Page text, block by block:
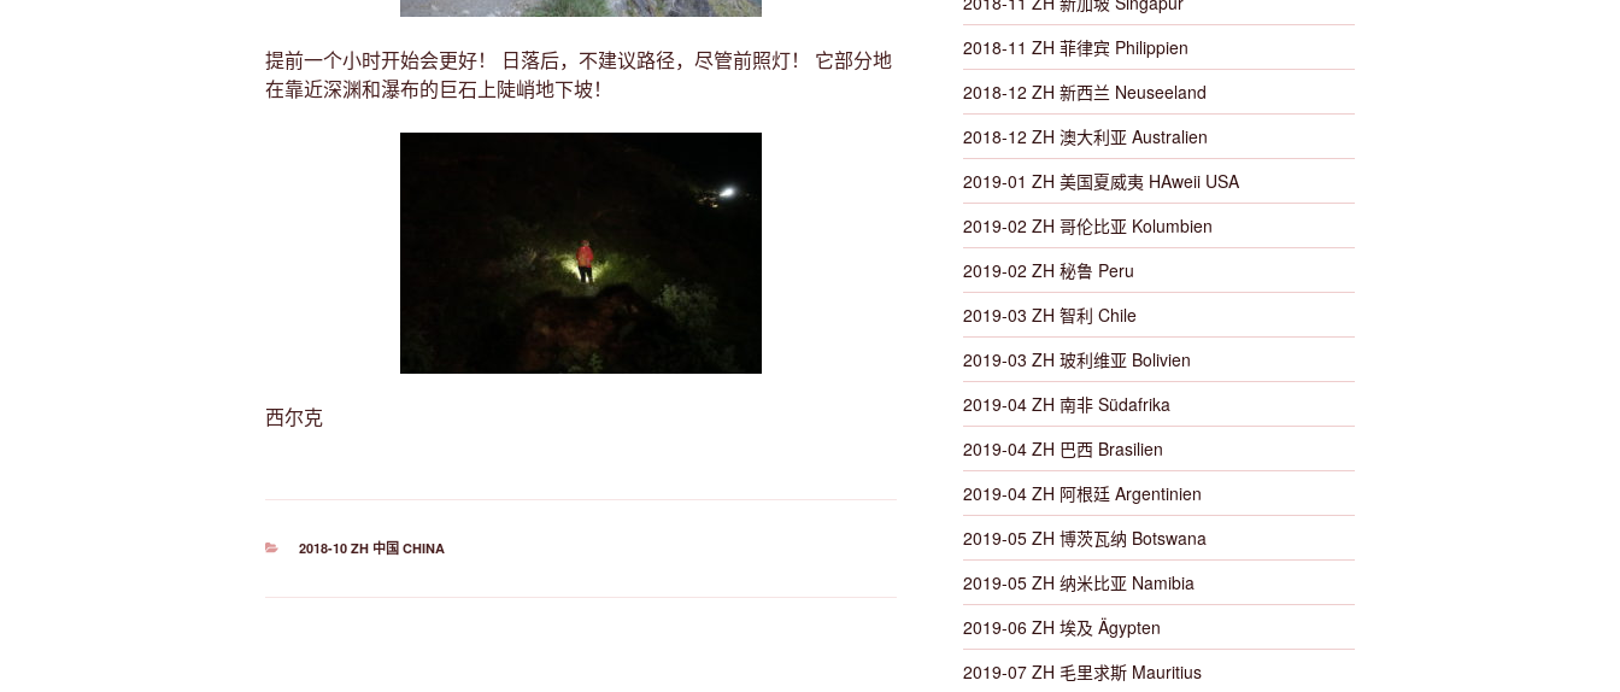
提前一个小时开始会更好！ 日落后，不建议路径，尽管前照灯！ 它部分地
在靠近深渊和瀑布的巨石上陡峭地下坡！
西尔克
分
2018-10 ZH 中国 CHINA
2018-11 ZH 菲律宾 Philippien
2018-12 ZH 新西兰 Neuseeland
2018-12 ZH 澳大利亚 Australien
2019-01 ZH 美国夏威夷 HAweii USA
2019-02 ZH 哥伦比亚 Kolumbien
2019-02 ZH 秘鲁 Peru
2019-03 ZH 智利 Chile
2019-03 ZH 玻利维亚 Bolivien
2019-04 ZH 南非 Südafrika
2019-04 ZH 巴西 Brasilien
2019-04 ZH 阿根廷 Argentinien
2019-05 ZH 博茨瓦纳 Botswana
2019-05 ZH 纳米比亚 Namibia
2019-06 ZH 埃及 Ägypten
2019-07 ZH 毛里求斯 Mauritius